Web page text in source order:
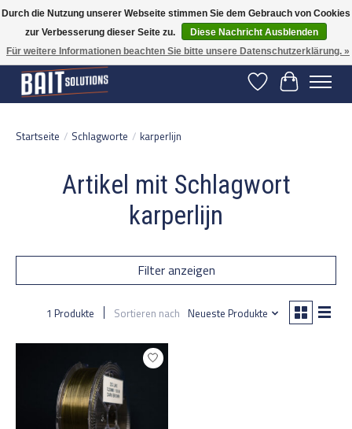
Gratis verzending vanaf 50 euro binnen NL | Op voorraad binnen 2-5 werkdagen
verzonden | België vanaf 70 euro gratis verzonden
Wunschzettel
Ihr
Startseite / Schlagworte / karperlijn
Artikel mit Schlagwort
karperlijn
Filter anzeigen
1 Produkte Sortieren nach Neueste Produkte
Durch die Nutzung unserer Webseite stimmen Sie dem Gebrauch von Cookies
zur Verbesserung dieser Seite zu.
Diese Nachricht Ausblenden
Für weitere Informationen beachten Sie bitte unsere Datenschutzerklärung. »